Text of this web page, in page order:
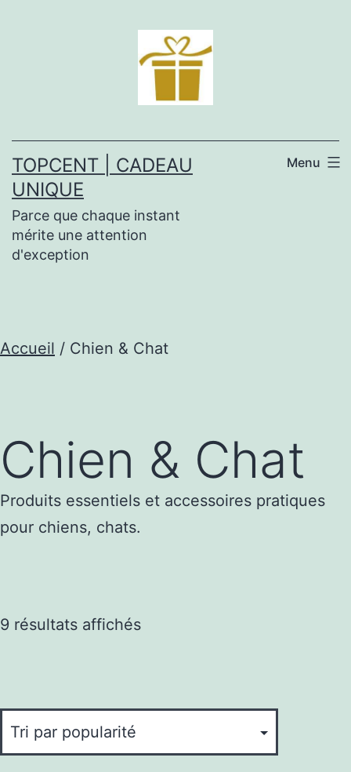
TOPCENT | CADEAU
UNIQUE
Parce que chaque instant
mérite une attention
d'exception
Menu
Accueil / Chien & Chat
Chien & Chat
Produits essentiels et accessoires pratiques
pour chiens, chats.
9 résultats affichésTrié